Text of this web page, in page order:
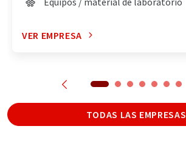
VER EMPRESA
TODAS LAS EMPRESAS